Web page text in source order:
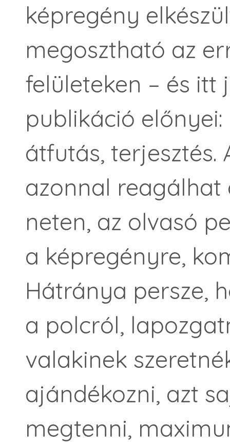
képregény
megosztható az
felületeken – és itt
publikáció
átfutás, terjesztés.
azonnal reagálhat
neten, az olvasó
a képregényre,
Hátránya persze,
a polcról,
valakinek
ajándékozni, azt
megtenni,